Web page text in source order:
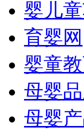
婴儿
育婴网
婴童
母婴
母婴